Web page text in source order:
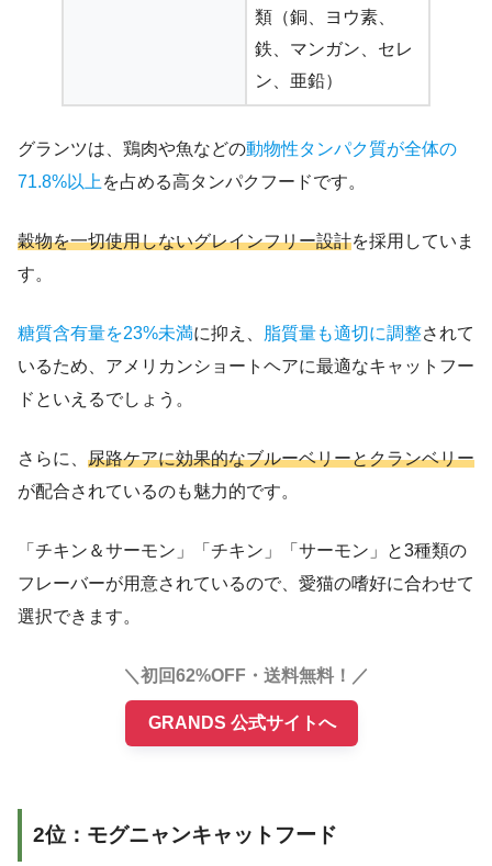
類（銅、ヨウ素、
鉄、マンガン、セレ
ン、亜鉛）
グランツは、鶏肉や魚などの動物性タンパク質が全体の
71.8%以上 を占める高タンパクフードです。
穀物を一切使用しないグレインフリー設計を採用していま
す。
糖質含有量を23%未満に抑え、 脂質量も適切に調整されて
いるため、アメリカンショートヘアに最適なキャットフー
ドといえるでしょう。
さらに、 尿路ケアに効果的なブルーベリーとクランベリー
が配合されているのも魅力的です。
「チキン＆サーモン」「チキン」「サーモン」と3種類の
フレーバーが用意されているので、愛猫の嗜好に合わせて
選択できます。
＼初回62%OFF・送料無料！／
GRANDS 公式サイトへ
2位：モグニャンキャットフード